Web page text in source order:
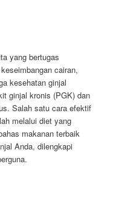
yang bertugas
cairan,
kesehatan ginjal
ginjal kronis (PGK) dan
Salah satu cara efektif
melalui diet yang
makanan terbaik
Anda, dilengkapi